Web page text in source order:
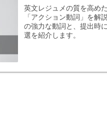
英文レジュメの質を高め
「アクション動詞」を解
の強力な動詞と、提出時
選を紹介します。